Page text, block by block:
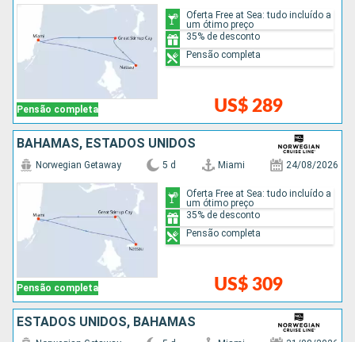
Pensão completa US$ 289
Oferta Free at Sea: tudo incluído a
um ótimo preço
35% de desconto
Pensão completa
BAHAMAS, ESTADOS UNIDOS
Pensão completa
Norwegian Getaway 5 d Miami 24/08/2026
US$ 309
Oferta Free at Sea: tudo incluído a
um ótimo preço
35% de desconto
Pensão completa
ESTADOS UNIDOS, BAHAMAS